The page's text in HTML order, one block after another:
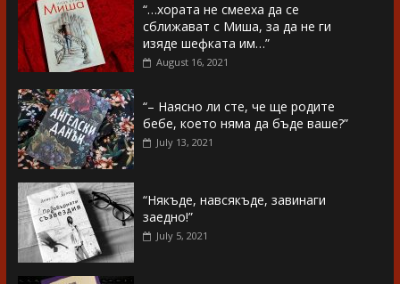
“…хората не смееха да се
сближават с Миша, за да не ги
изяде шефката им…”
August 16, 2021
“– Наясно ли сте, че ще родите
бебе, което няма да бъде ваше?”
July 13, 2021
“Някъде, навсякъде, завинаги
заедно!”
July 5, 2021